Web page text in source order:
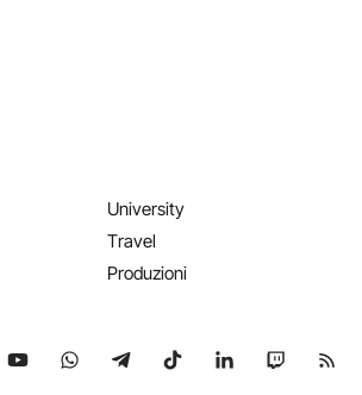
University
Travel
Produzioni
su X
Seguici su YouTube
Seguici su WhatsApp
Seguici su Telegram
Seguici su TikTok
Seguici su
Seguici